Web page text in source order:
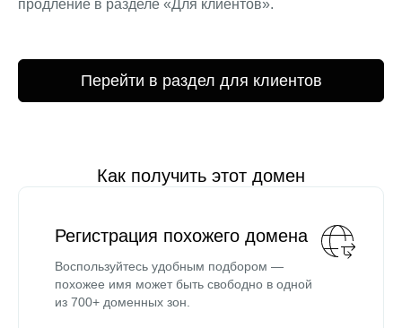
продление в разделе «Для клиентов».
Перейти в раздел для клиентов
Как получить этот домен
Регистрация похожего домена
Воспользуйтесь удобным подбором —
похожее имя может быть свободно в одной
из 700+ доменных зон.